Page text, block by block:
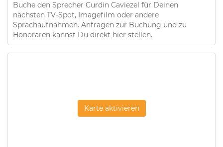
Buche den Sprecher Curdin Caviezel für Deinen
nächsten TV-Spot, Imagefilm oder andere
Sprachaufnahmen. Anfragen zur Buchung und zu
Honoraren kannst Du direkt hier stellen.
Karte aktivieren